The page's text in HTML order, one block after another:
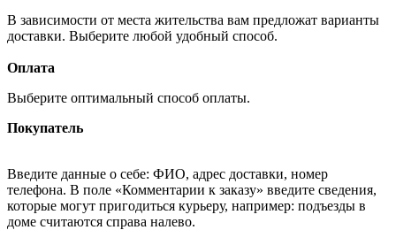
В зависимости от места жительства вам предложат варианты
доставки. Выберите любой удобный способ.
Оплата
Выберите оптимальный способ оплаты.
Покупатель
Введите данные о себе: ФИО, адрес доставки, номер
телефона. В поле «Комментарии к заказу» введите сведения,
которые могут пригодиться курьеру, например: подъезды в
доме считаются справа налево.